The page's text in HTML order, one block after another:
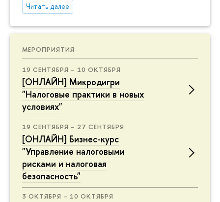
Читать далее
МЕРОПРИЯТИЯ
19 СЕНТЯБРЯ – 10 ОКТЯБРЯ
[ОНЛАЙН] Микродигри
"Налоговые практики в новых
условиях"
19 СЕНТЯБРЯ – 27 СЕНТЯБРЯ
[ОНЛАЙН] Бизнес-курс
"Управление налоговыми
рисками и налоговая
безопасность"
3 ОКТЯБРЯ – 10 ОКТЯБРЯ